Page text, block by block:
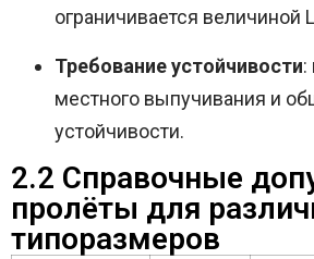
ограничивается величиной
Требование устойчивости:
местного выпучивания и
устойчивости.
2.2 Справочные
пролёты для
типоразмеров